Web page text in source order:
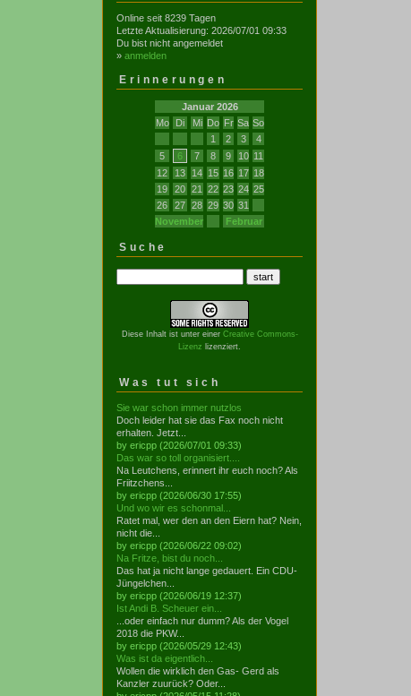
Online seit 8239 Tagen
Letzte Aktualisierung: 2026/07/01 09:33
Du bist nicht angemeldet
» anmelden
Erinnerungen
Januar 2026
Mo
Di Mi Do Fr Sa So
1
2 3
4
5
6 7 8 9 10 11
12
13 14 15 16 17 18
19
20 21 22 23 24 25
26
27 28 29 30 31
November
Februar
Suche
Diese Inhalt ist unter einer Creative Commons-
Lizenz lizenziert.
Was tut sich
Sie war schon immer nutzlos
Doch leider hat sie das Fax noch nicht
erhalten. Jetzt...
by ericpp (2026/07/01 09:33)
Das war so toll organisiert....
Na Leutchens, erinnert ihr euch noch? Als
Friitzchens...
by ericpp (2026/06/30 17:55)
Und wo wir es schonmal...
Ratet mal, wer den an den Eiern hat? Nein,
nicht die...
by ericpp (2026/06/22 09:02)
Na Fritze, bist du noch...
Das hat ja nicht lange gedauert. Ein CDU-
Jüngelchen...
by ericpp (2026/06/19 12:37)
Ist Andi B. Scheuer ein...
...oder einfach nur dumm? Als der Vogel
2018 die PKW...
by ericpp (2026/05/29 12:43)
Was ist da eigentlich...
Wollen die wirklich den Gas- Gerd als
Kanzler zuurück? Oder...